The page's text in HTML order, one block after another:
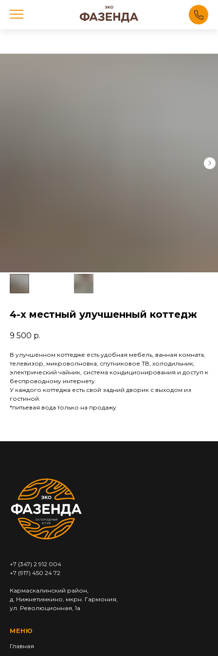
4-х местный улучшенный коттедж
9 500 р.
В улучшенном коттедже есть удобная мебель, ванная комната,
телевизор, микроволновка, спутниковое ТВ, холодильник,
электрический чайник, система кондиционирования и доступ к
беспроводному интернету.
У каждого коттеджа есть свой задний дворик с выходом из
гостиной.
*питьевая вода только на продажу
+7 (347) 2 912 004
+7 (917) 450 24 72
Кармаскалинский район,
д. Нижнетимкино, мкрн. Гармония,
ул. Революционная, 1а
МЕНЮ
Главная